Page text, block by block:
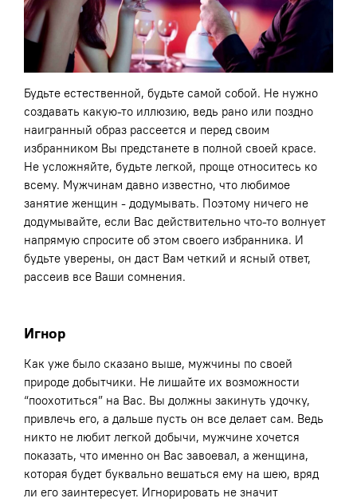
Будьте естественной, будьте самой собой. Не нужно
создавать какую-то иллюзию, ведь рано или поздно
наигранный образ рассеется и перед своим
избранником Вы предстанете в полной своей красе.
Не усложняйте, будьте легкой, проще относитесь ко
всему. Мужчинам давно известно, что любимое
занятие женщин - додумывать. Поэтому ничего не
додумывайте, если Вас действительно что-то волнует
напрямую спросите об этом своего избранника. И
будьте уверены, он даст Вам четкий и ясный ответ,
рассеив все Ваши сомнения.
Игнор
Как уже было сказано выше, мужчины по своей
природе добытчики. Не лишайте их возможности
“поохотиться” на Вас. Вы должны закинуть удочку,
привлечь его, а дальше пусть он все делает сам. Ведь
никто не любит легкой добычи, мужчине хочется
показать, что именно он Вас завоевал, а женщина,
которая будет буквально вешаться ему на шею, вряд
ли его заинтересует. Игнорировать не значит